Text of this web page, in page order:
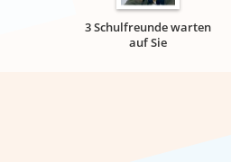
3 Schulfreunde warten
auf Sie